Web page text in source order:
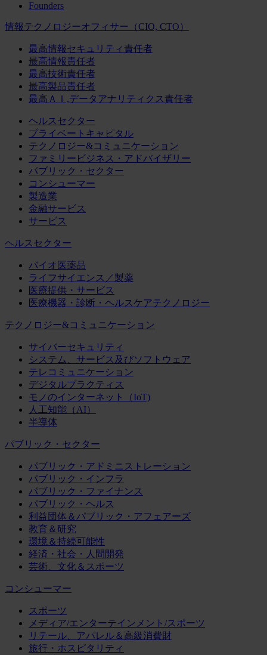
Founders
情報テクノロジーオフィサー（CIO, CTO）
最高情報セキュリティ責任者
最高情報責任者
最高技術責任者
最高製品責任者
最高ＡＩ,データアナリティクス責任者
ヘルスセクター
プライベートキャピタル
テクノロジー&コミュニケーション
ファミリービジネス・アドバイザリー
パブリック・セクター
コンシューマー
製造業
金融サービス
サービス
ヘルスセクター
バイオ医薬品
ライフサイエンス／製薬
医療提供・サービス
医療機器・診断・ヘルスケアテクノロジー
テクノロジー&コミュニケーション
サイバーセキュリティ
システム、サービス及びソフトウェア
テレコミュニケーション
デジタルプラクティス
モノのインターネット（IoT)
人工知能（AI）
半導体
パブリック・セクター
パブリック・アドミニストレーション
パブリック・インフラ
パブリック・ファイナンス
パブリック・ヘルス
利益団体＆パブリック・アフェアーズ
教育＆研究
環境＆持続可能性
経済・社会・人間開発
芸術、文化＆スポーツ
コンシューマー
スポーツ
メディア/エンターテインメント/スポーツ
リテール、アパレル＆高級消費財
旅行・ホスピタリティ